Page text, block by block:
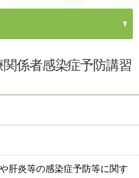
係者感染症予防講習
肝炎等の感染症予防等に関す